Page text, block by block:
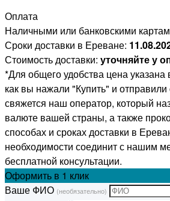
Оплата
Наличными или банковскими
Сроки доставки в Ереване:
Стоимость доставки: уточняйте у
*Для общего удобства цена указана
как вы нажали "Купить" и
свяжется наш оператор, который
валюте вашей страны, а также
способах и сроках доставки в
необходимости соединит с нашим
бесплатной консультации.
Оформить в 1 клик
Ваше ФИО (необязательно)